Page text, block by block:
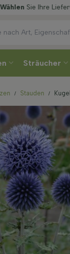
Sträucher
Stauden